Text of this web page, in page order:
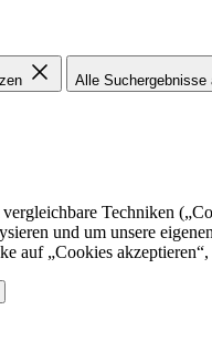
Alle Suchergebnisse
Techniken
und um unsere
auf „Cookies